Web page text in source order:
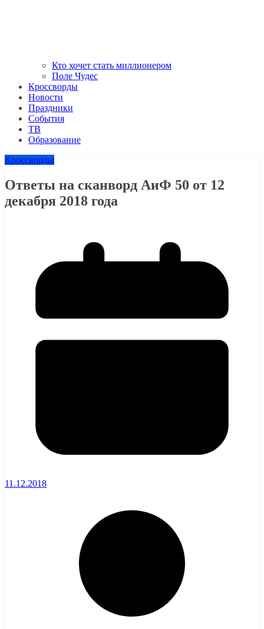
Кто хочет стать миллионером
Поле Чудес
Кроссворды
Новости
Праздники
События
ТВ
Образование
Кроссворды
Ответы на сканворд АиФ 50 от 12
декабря 2018 года
11.12.2018